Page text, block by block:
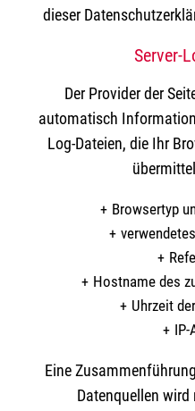
dieser
Server-
Der Provider der
automatisch
Log-Dateien, die Ihr
Browsertyp
Hostname des
Uhrzeit
IP-
Eine
Datenquellen